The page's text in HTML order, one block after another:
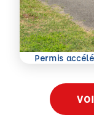
Permis
En savoir plus